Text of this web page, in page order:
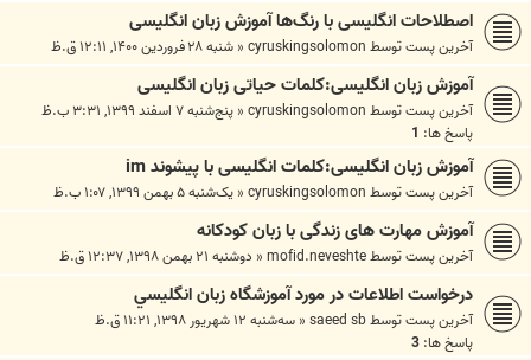
اصطلاحات انگلیسی با رنگ‌ها آموزش زبان انگلیسی
آخرین پست توسطcyruskingsolomon
« شنبه ۲۸ فروردین ۱۴۰۰, ۱۲:۱۱ ق.ظ
آموزش زبان انگلیسی:کلمات حیاتی زبان انگلیسی
آخرین پست توسطcyruskingsolomon
« پنج‌شنبه ۷ اسفند ۱۳۹۹, ۳:۳۱ ب.ظ
پاسخ ها: 1
آموزش زبان انگلیسی:کلمات انگلیسی با پیشوند im
آخرین پست توسطcyruskingsolomon
« یک‌شنبه ۵ بهمن ۱۳۹۹, ۱:۰۷ ب.ظ
آموزش مهارت های زندگی با زبان کودکانه
آخرین پست توسطmofid.neveshte
« دوشنبه ۲۱ بهمن ۱۳۹۸, ۱۲:۳۷ ق.ظ
درخواست اطلاعات در مورد آموزشگاه زبان انگليسي
آخرین پست توسطsaeed sb
« سه‌شنبه ۱۲ شهریور ۱۳۹۸, ۱۱:۲۱ ق.ظ
پاسخ ها: 3